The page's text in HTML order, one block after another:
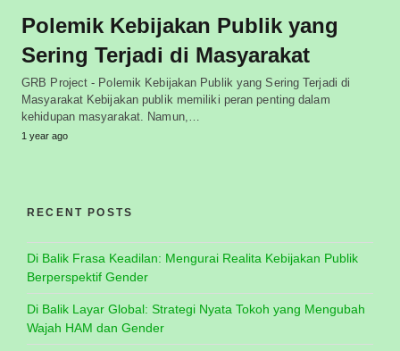
Polemik Kebijakan Publik yang
Sering Terjadi di Masyarakat
GRB Project - Polemik Kebijakan Publik yang Sering Terjadi di
Masyarakat Kebijakan publik memiliki peran penting dalam
kehidupan masyarakat. Namun,…
1 year ago
RECENT POSTS
Di Balik Frasa Keadilan: Mengurai Realita Kebijakan Publik
Berperspektif Gender
Di Balik Layar Global: Strategi Nyata Tokoh yang Mengubah
Wajah HAM dan Gender